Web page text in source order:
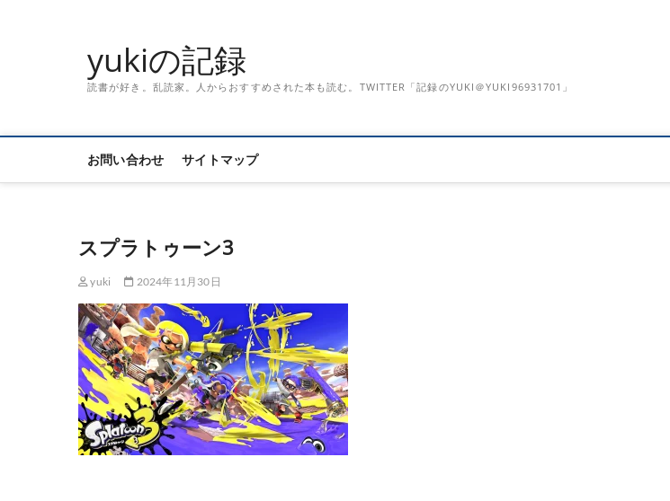
yukiの記録
読書が好き。乱読家。人からおすすめされた本も読む。TWITTER「記録のYUKI＠YUKI96931701」
お問い合わせ サイトマップ
スプラトゥーン3
yuki 2024年11月30日